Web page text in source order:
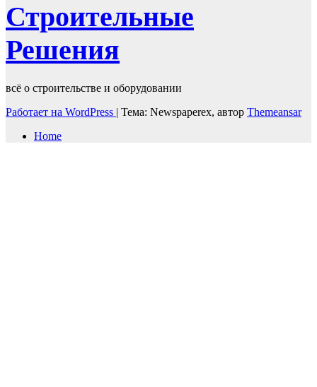
Строительные
Решения
всё о строительстве и оборудовании
Работает на WordPress | Тема: Newspaperex, автор Themeansar
Home